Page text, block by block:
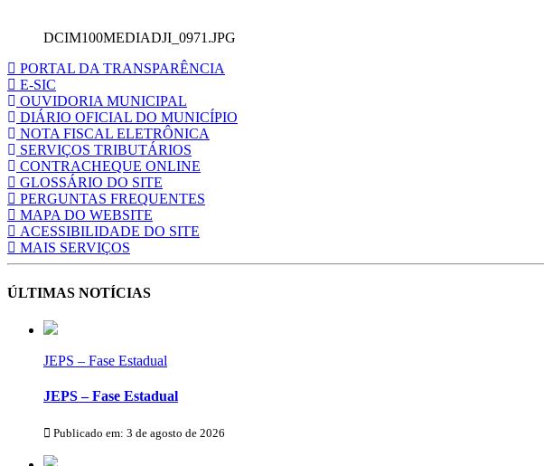
DCIM100MEDIADJI_0971.JPG
PORTAL DA TRANSPARÊNCIA
E-SIC
OUVIDORIA MUNICIPAL
DIÁRIO OFICIAL DO MUNICÍPIO
NOTA FISCAL ELETRÔNICA
SERVIÇOS TRIBUTÁRIOS
CONTRACHEQUE ONLINE
GLOSSÁRIO DO SITE
PERGUNTAS FREQUENTES
MAPA DO WEBSITE
ACESSIBILIDADE DO SITE
MAIS SERVIÇOS
ÚLTIMAS NOTÍCIAS
JEPS – Fase Estadual
JEPS – Fase Estadual
Publicado em: 3 de agosto de 2026